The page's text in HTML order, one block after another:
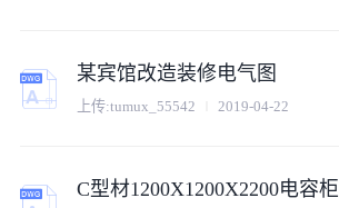
某宾馆改造装修电气图
上传:tumux_55542 2019-04-22
C型材1200X1200X2200电容柜